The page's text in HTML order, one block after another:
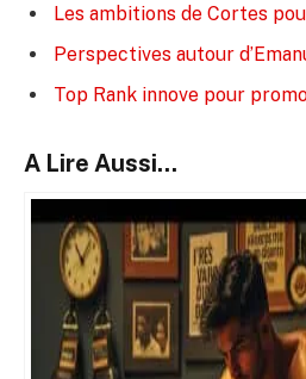
Les ambitions de Cortes
Perspectives autour
Top Rank innove pour
A Lire Aussi...